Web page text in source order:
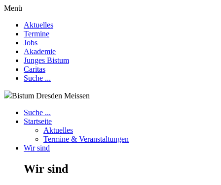
Menü
Aktuelles
Termine
Jobs
Akademie
Junges Bistum
Caritas
Suche ...
Bistum Dresden Meissen
Suche ...
Startseite
Aktuelles
Termine & Veranstaltungen
Wir sind
Wir sind